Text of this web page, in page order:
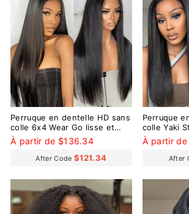
Perruque en dentelle HD sans
colle 6x4 Wear Go lisse et
soyeuse avec de petits
nœuds pré-décolorés
À partir de $136.34
After Code $121.34
Perruque
colle Yaki
Go avec
décolorés
À partir de
After
Réduit